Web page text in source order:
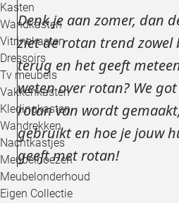
Kasten
Wandkasten
Vitrinekasten
Dressoirs
Tv meubels
Vakkenkasten
Kledingkasten
Wandrekken
Nachtkastjes
Meubelhoezen
Meubelonderhoud
Eigen Collectie
Denk je aan zomer, dan
ziet de rotan trend
terug en het geeft
weten over rotan? We
rotan van wordt
gebruikt en hoe je jouw
geeft met rotan!